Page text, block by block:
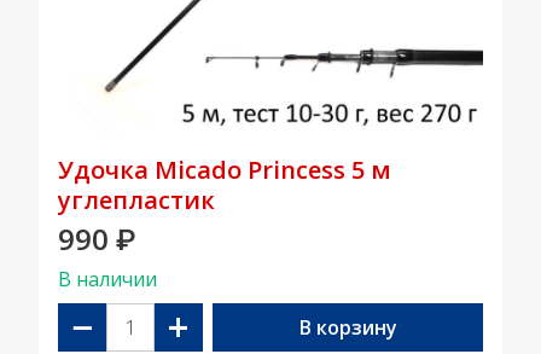
Удочка Micado Princess 5 м
углепластик
990 ₽
В наличии
− + В корзину